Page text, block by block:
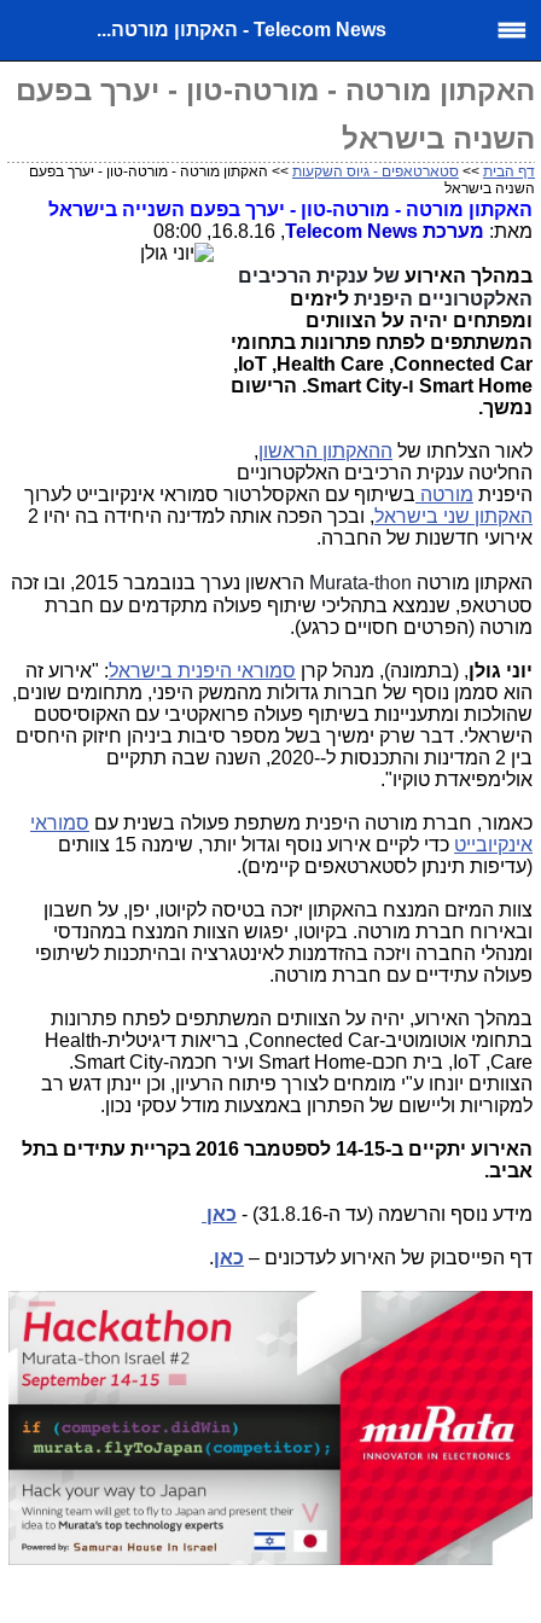
Telecom News - האקתון מורטה...
האקתון מורטה - מורטה-טון - יערך בפעם
השניה בישראל
דף הבית >> סטארטאפים - גיוס השקעות >> האקתון מורטה - מורטה-טון - יערך בפעם
השניה בישראל
האקתון מורטה - מורטה-טון - יערך בפעם השנייה בישראל
מאת: מערכת Telecom News
, 16.8.16, 08:00
במהלך האירוע של ענקית הרכיבים
האלקטרוניים היפנית ליזמים
ומפתחים יהיה על הצוותים
המשתתפים לפתח פתרונות בתחומי
Connected Car
,
Health Care
,
IoT
,
Smart Home
ו-Smart City. הרישום
נמשך.
לאור הצלחתו של ההאקתון הראשון,
החליטה ענקית הרכיבים האלקטרוניים
היפנית מורטה בשיתוף עם האקסלרטור סמוראי אינקיובייט לערוך
האקתון שני בישראל
, ובכך הפכה אותה למדינה היחידה בה יהיו 2
אירועי חדשנות של החברה.
האקתון מורטה Murata-thon
הראשון נערך בנובמבר 2015, ובו זכה
סטרטאפ, שנמצא בתהליכי שיתוף פעולה מתקדמים עם חברת
מורטה (הפרטים חסויים כרגע).
יוני גולן, (בתמונה), מנהל קרן סמוראי היפנית בישראל: "אירוע זה
הוא סממן נוסף של חברות גדולות מהמשק היפני, מתחומים שונים,
שהולכות ומתעניינות בשיתוף פעולה פרואקטיבי עם האקוסיסטם
הישראלי. דבר שרק ימשיך בשל מספר סיבות ביניהן חיזוק היחסים
בין 2 המדינות והתכנסות ל--2020, השנה שבה תתקיים
אולימפיאדת טוקיו".
כאמור, חברת מורטה היפנית משתפת פעולה בשנית עם סמוראי
אינקיובייט
כדי לקיים אירוע נוסף וגדול יותר, שימנה 15 צוותים
(עדיפות תינתן לסטארטאפים קיימים).
צוות המיזם המנצח בהאקתון יזכה בטיסה לקיוטו, יפן, על חשבון
ובאירוח חברת מורטה. בקיוטו, יפגוש הצוות המנצח במהנדסי
ומנהלי החברה ויזכה בהזדמנות לאינטגרציה ובהיתכנות לשיתופי
פעולה עתידיים עם חברת מורטה.
במהלך האירוע, יהיה על הצוותים המשתתפים לפתח פתרונות
בתחומי אוטומוטיב-Connected Car, בריאות דיגיטלית-Health
Care
,
IoT , בית חכם-Smart Home
ועיר חכמה-Smart City.
הצוותים יונחו ע"י מומחים לצורך פיתוח הרעיון, וכן יינתן דגש רב
למקוריות וליישום של הפתרון באמצעות מודל עסקי נכון.
האירוע יתקיים ב-14-15 לספטמבר 2016 בקריית עתידים בתל
אביב.
מידע נוסף והרשמה (עד ה-31.8.16) - כאן
דף הפייסבוק של האירוע לעדכונים – כאן.